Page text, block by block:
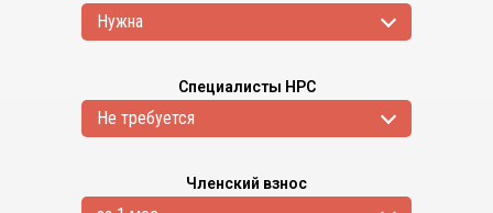
Нужна
Специалисты НРС
Не требуется
Членский взнос